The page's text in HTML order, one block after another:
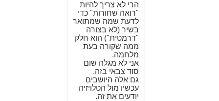
הרי לא צריך להיות
"רואה שחורות" כדי
לדעת שמה שמתואר
בשיר (לא בצורה
"דרמטית") הוא חלק
ממה שקורה בעת
מלחמה.
אני לא מגלה שום
סוד צבאי בזה.
גם אלה היושבים
עכשיו מול הטלויזיה
יודעים את זה.